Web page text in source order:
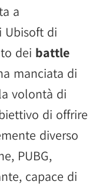
a
Ubisoft di
dei battle
manciata di
volontà di
di offrire
diverso
PUBG,
capace di